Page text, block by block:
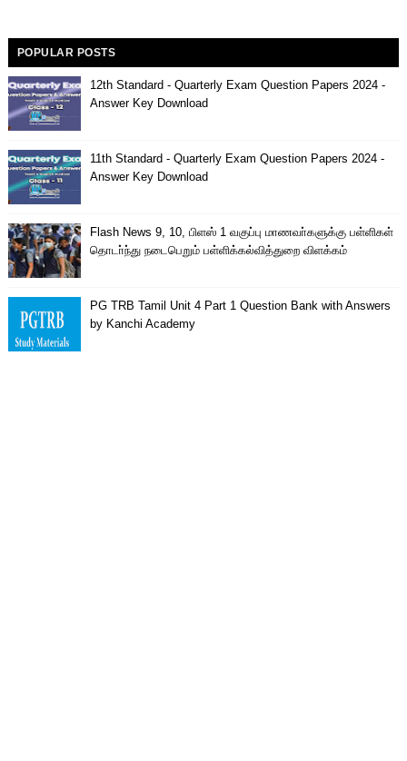
POPULAR POSTS
12th Standard - Quarterly Exam Question Papers 2024 -
Answer Key Download
11th Standard - Quarterly Exam Question Papers 2024 -
Answer Key Download
Flash News 9, 10, பிளஸ் 1 வகுப்பு மாணவா்களுக்கு பள்ளிகள்
தொடா்ந்து நடைபெறும் பள்ளிக்கல்வித்துறை விளக்கம்
PG TRB Tamil Unit 4 Part 1 Question Bank with Answers
by Kanchi Academy